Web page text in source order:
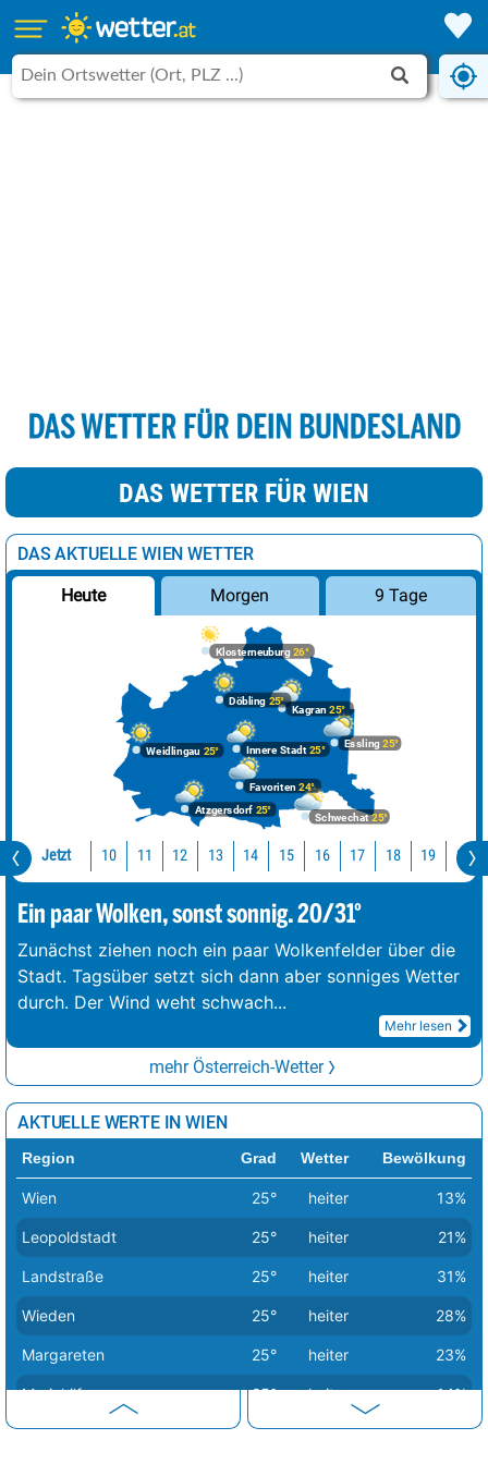
DAS WETTER FÜR WIEN
DAS AKTUELLE WIEN WETTER
Heute Morgen 9 Tage
Klosterneuburg 26°
Essling 25°
Kagran 25°
Weidlingau 25°
Schwechat25°
Döbling25°
Atzgersdorf25°
Innere Stadt25°
Favoriten 24°
Jetzt 10 11 12 13 14 15 16 17 18 19 20
Ein paar Wolken, sonst sonnig. 20/31°
Zunächst ziehen noch ein paar Wolkenfelder über die
Stadt. Tagsüber setzt sich dann aber sonniges Wetter
durch. Der Wind weht schwach...
Mehr lesen
mehr Österreich-Wetter
AKTUELLE WERTE IN WIEN
Region Grad Wetter Bewölkung
Wien 25° heiter 13%
Leopoldstadt 25° heiter 21%
Landstraße 25° heiter 31%
Wieden 25° heiter 28%
Margareten 25° heiter 23%
Mariahilf 25° heiter 14%
Neubau 25° sonnig 6%